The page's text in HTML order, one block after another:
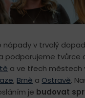
nápady v trvalý
podporujeme tvůrce
a ve třech městech
, Brně a Ostravě.
je budovat